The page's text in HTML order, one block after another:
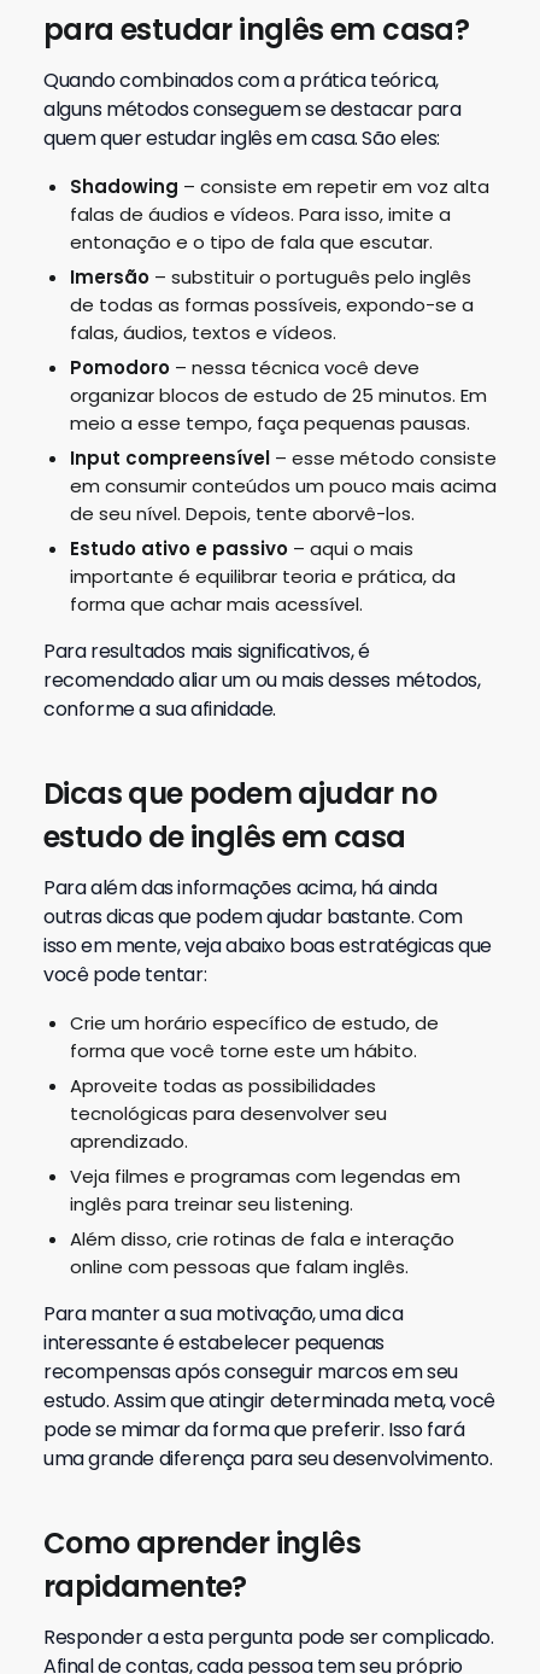
para estudar inglês em casa?
Quando combinados com a prática teórica,
alguns métodos conseguem se destacar para
quem quer estudar inglês em casa. São eles:
Shadowing – consiste em repetir em voz alta
falas de áudios e vídeos. Para isso, imite a
entonação e o tipo de fala que escutar.
Imersão – substituir o português pelo inglês
de todas as formas possíveis, expondo-se a
falas, áudios, textos e vídeos.
Pomodoro – nessa técnica você deve
organizar blocos de estudo de 25 minutos. Em
meio a esse tempo, faça pequenas pausas.
Input compreensível – esse método consiste
em consumir conteúdos um pouco mais acima
de seu nível. Depois, tente aborvê-los.
Estudo ativo e passivo – aqui o mais
importante é equilibrar teoria e prática, da
forma que achar mais acessível.
Para resultados mais significativos, é
recomendado aliar um ou mais desses métodos,
conforme a sua afinidade.
Dicas que podem ajudar no
estudo de inglês em casa
Para além das informações acima, há ainda
outras dicas que podem ajudar bastante. Com
isso em mente, veja abaixo boas estratégicas que
você pode tentar:
Crie um horário específico de estudo, de
forma que você torne este um hábito.
Aproveite todas as possibilidades
tecnológicas para desenvolver seu
aprendizado.
Veja filmes e programas com legendas em
inglês para treinar seu listening.
Além disso, crie rotinas de fala e interação
online com pessoas que falam inglês.
Para manter a sua motivação, uma dica
interessante é estabelecer pequenas
recompensas após conseguir marcos em seu
estudo. Assim que atingir determinada meta, você
pode se mimar da forma que preferir. Isso fará
uma grande diferença para seu desenvolvimento.
Como aprender inglês
rapidamente?
Responder a esta pergunta pode ser complicado.
Afinal de contas, cada pessoa tem seu próprio